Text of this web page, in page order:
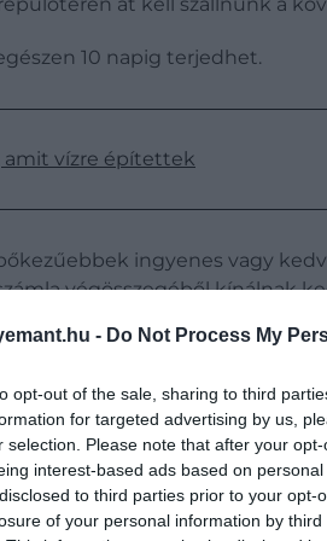
- Do Not Process My
opt-out of the sale, sharing to third
for targeted advertising by us,
selection. Please note that after your
interest-based ads based on
to third parties prior to your opt-
of your personal information by third
10 napig terjedhet.
amit vízre építettek
ingyenes vagy
végösszegéből kínálnak
Portóban és Lisszabonban –
élni ezzel a
megejteni a
programja emellett